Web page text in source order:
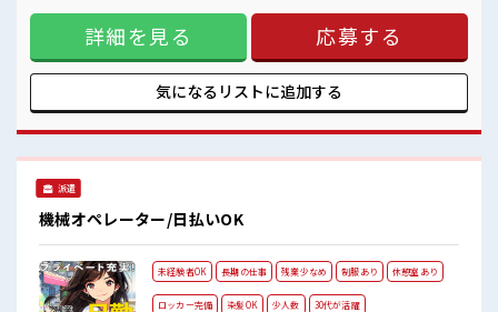
髪型・髪色自由♪
派手過ぎなければOKだから、
モチベーションもUP！
れる方にオススメ。 残業は月20時間以上あります♪ ≪土日祝
休のお仕事≫ 家族や友人と一緒にプライベート満喫！ ≪髪型
自由≫ 基本的に髪色自由で明るすぎたり奇抜でなければOKで
す！ (規定有)≪動きやすい制服アリ≫ 制服があるので、 毎日
の服装の悩み解消♪ ≪様々なお仕事をご提案≫ 一人で悩まず
気軽に相談できる、 派遣のお仕事です！ ■職場の雰囲気 女性
男性の応募もOKですよ！ 髪型・髪色自由♪ 派手過ぎなけれ
ばOKだから、 モチベーションもUP！
詳細を見る 応募する
気になるリストに追加する
派遣
機械オペレーター/日払いOK
未経験者OK 長期の仕事 残業少なめ 制服あり 休憩室あり
ロッカー完備 染髪OK 少人数 30代が活躍